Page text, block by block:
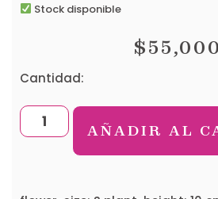
Stock disponible
$55,000
Cantidad:
AÑADIR AL